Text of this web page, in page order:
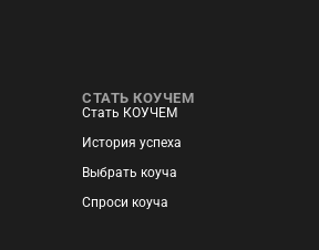
СТАТЬ КОУЧЕМ
Стать КОУЧЕМ
История успеха
Выбрать коуча
Спроси коуча